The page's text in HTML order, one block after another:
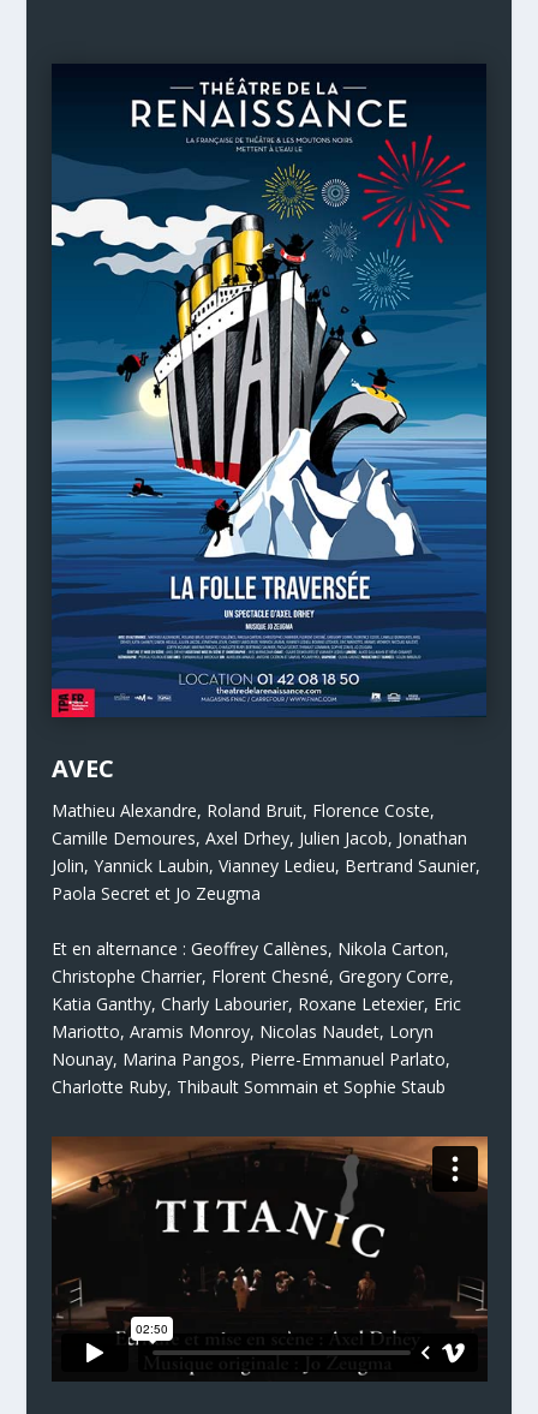
AVEC
Mathieu Alexandre, Roland Bruit, Florence Coste,
Camille Demoures, Axel Drhey, Julien Jacob, Jonathan
Jolin, Yannick Laubin, Vianney Ledieu, Bertrand Saunier,
Paola Secret et Jo Zeugma
Et en alternance : Geoffrey Callènes, Nikola Carton,
Christophe Charrier, Florent Chesné, Gregory Corre,
Katia Ganthy, Charly Labourier, Roxane Letexier, Eric
Mariotto, Aramis Monroy, Nicolas Naudet, Loryn
Nounay, Marina Pangos, Pierre-Emmanuel Parlato,
Charlotte Ruby, Thibault Sommain et Sophie Staub